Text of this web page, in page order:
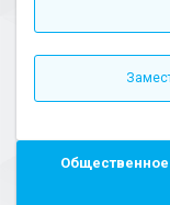
Общественное